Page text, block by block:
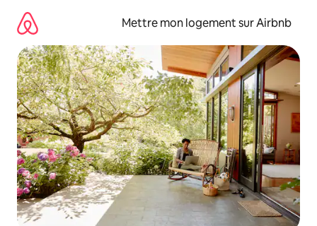
directement
contenu
Mettre mon logement sur Airbnb